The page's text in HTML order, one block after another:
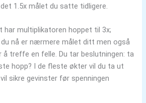
1.5x målet du satte tidligere.
har multiplikatoren hoppet til 3x;
nå er nærmere målet ditt men også
treffe en felle. Du tar beslutningen: ta
hopp? I de fleste økter vil du ta ut
sikre gevinster før spenningen